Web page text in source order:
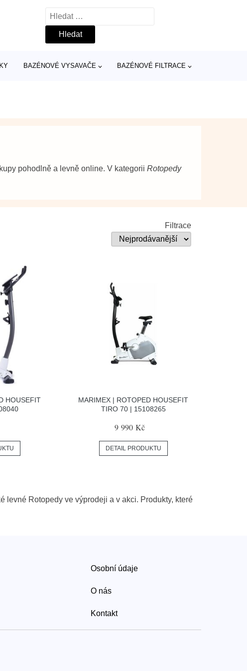
Vyhledávání
BAZÉNOVÉ VYSAVAČE BAZÉNOVÉ FILTRACE
pohodlně a levně online. V kategorii Rotopedy
Filtrace
HOUSEFIT
MARIMEX | ROTOPED HOUSEFIT
TIRO 70 | 15108265
9 990 Kč
DETAIL PRODUKTU
levné Rotopedy ve výprodeji a v akci. Produkty, které
Osobní údaje
O nás
Kontakt